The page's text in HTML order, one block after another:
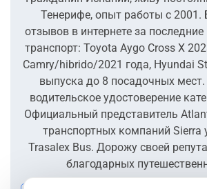
Тенерифе, опыт работы с 2001.
отзывов в интернете за
транспорт: Toyota Aygo Cross X
Camry/hibrido/2021 года, Hyundai
выпуска до 8 посадочных
водительское удостоверение
Официальный представитель
транспортных компаний Sierra
Trasalex Bus. Дорожу своей
благодарных